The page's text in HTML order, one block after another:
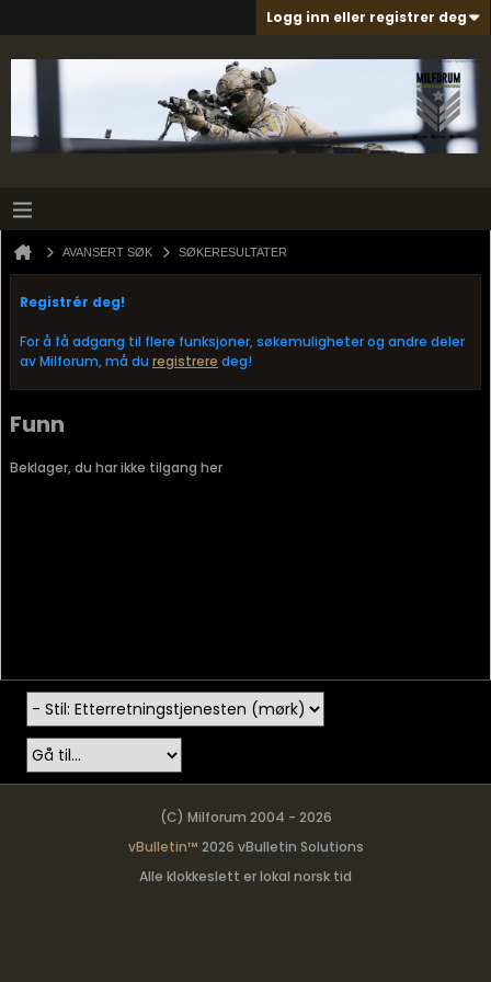
Logg inn eller registrer deg
AVANSERT SØK SØKERESULTATER
Registrér deg!
For å få adgang til flere funksjoner, søkemuligheter og andre deler
av Milforum, må du registrere deg!
Funn
Beklager, du har ikke tilgang her
(C) Milforum 2004 - 2026
vBulletin™ 2026 vBulletin Solutions
Alle klokkeslett er lokal norsk tid